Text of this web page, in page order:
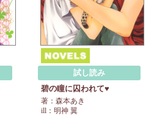
試し読み
碧の瞳に囚われて♥
著：森本あき
ill：明神 翼